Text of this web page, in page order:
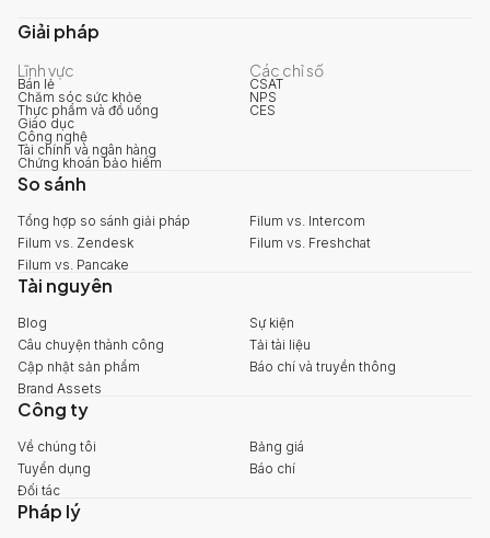
Giải pháp
Lĩnh vực
Bán lẻ
Chăm sóc sức khỏe
Thực phẩm và đồ uống
Giáo dục
Công nghệ
Tài chính và ngân hàng
Chứng khoán bảo hiểm
Các chỉ số
CSAT
NPS
CES
So sánh
Tổng hợp so sánh giải pháp
Filum vs. Intercom
Filum vs. Zendesk
Filum vs. Freshchat
Filum vs. Pancake
Tài nguyên
Blog
Sự kiện
Câu chuyện thành công
Tải tài liệu
Cập nhật sản phẩm
Báo chí và truyền thông
Brand Assets
Công ty
Về chúng tôi
Bảng giá
Tuyển dụng
Báo chí
Đối tác
Pháp lý